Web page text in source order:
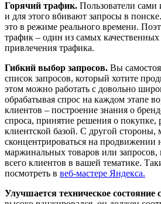
Горячий трафик. Пользователи сами
и для этого вбивают запросы в
это в режиме реального времени.
трафик – один из самых
привлечения трафика.
Гибкий выбор запросов. Вы
список запросов, который хотите
этом можно работать с довольно
обрабатывая спрос на каждом этапе
клиентов – построение знания о
спроса, принятие решения о покупке,
клиентской базой. С другой стороны,
сконцентрироваться на продвижении
маржинальных товаров или
всего клиентов в вашей тематике.
посмотреть в веб-мастере Яндекса.
Улучшается техническое состояние